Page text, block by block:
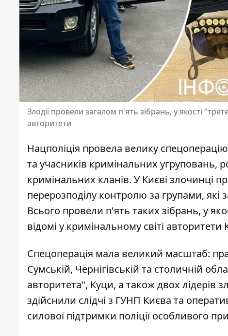
Злодії провели загалом п'ять зібрань, у якості
авторитети
Нацполіція провела велику
та учасників кримінальних угруповань,
кримінальних кланів. У Києві злочинці
перерозподілу контролю за групами,
Всього провели п'ять таких зібрань, у
відомі у кримінальному світі
Спецоперація мала великий масштаб:
Сумській, Чернігівській та столичній
авторитета", Куци, а також двох лідерів
здійснили слідчі з ГУНП Києва та
силової підтримки поліції особливого